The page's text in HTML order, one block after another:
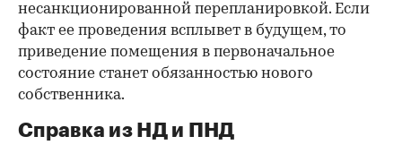
несанкционированной перепланировкой. Если
факт ее проведения всплывет в будущем, то
приведение помещения в первоначальное
состояние станет обязанностью нового
собственника.
Справка из НД и ПНД